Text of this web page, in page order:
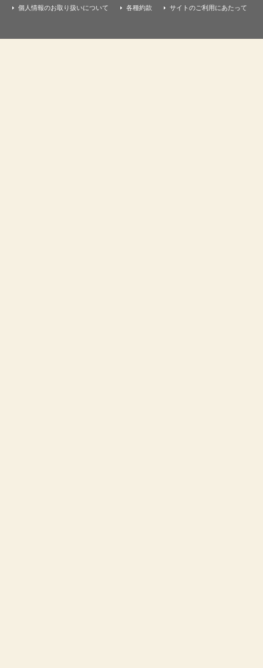
個人情報のお取り扱いについて 各種約款 サイトのご利用にあたって